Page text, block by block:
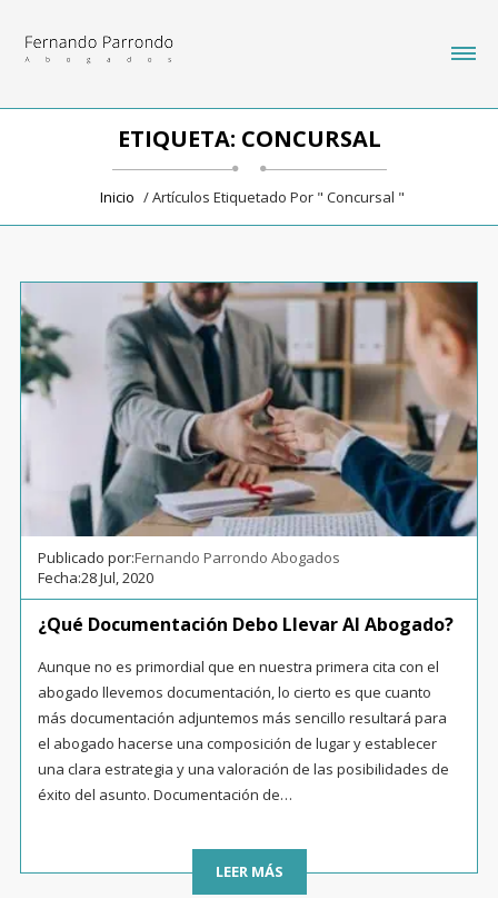
ETIQUETA: CONCURSAL
Inicio / Artículos Etiquetado Por " Concursal "
Publicado por:Fernando Parrondo Abogados
Fecha:28 Jul, 2020
¿Qué Documentación Debo Llevar Al Abogado?
Aunque no es primordial que en nuestra primera cita con el
abogado llevemos documentación, lo cierto es que cuanto
más documentación adjuntemos más sencillo resultará para
el abogado hacerse una composición de lugar y establecer
una clara estrategia y una valoración de las posibilidades de
éxito del asunto. Documentación de…
LEER MÁS